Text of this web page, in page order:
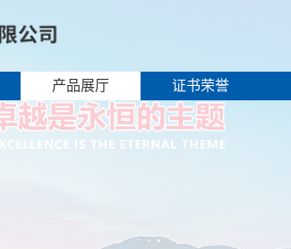
产品展厅 证书荣誉